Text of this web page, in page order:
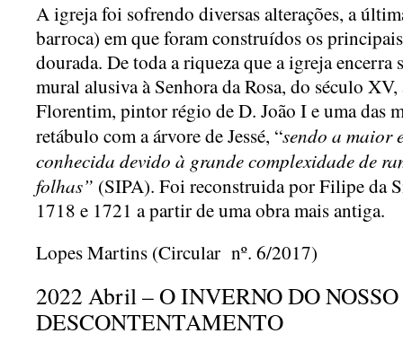
A igreja foi sofrendo diversas alterações, a
barroca) em que foram construídos os
dourada. De toda a riqueza que a igreja encerra
mural alusiva à Senhora da Rosa, do século
Florentim, pintor régio de D. João I e uma das
retábulo com a árvore de Jessé, “sendo a maior
conhecida devido à grande complexidade de
folhas” (SIPA). Foi reconstruida por Filipe da
1718 e 1721 a partir de uma obra mais antiga.
Lopes Martins (Circular nº. 6/2017)
2022 Abril – O INVERNO DO NOSSO
DESCONTENTAMENTO